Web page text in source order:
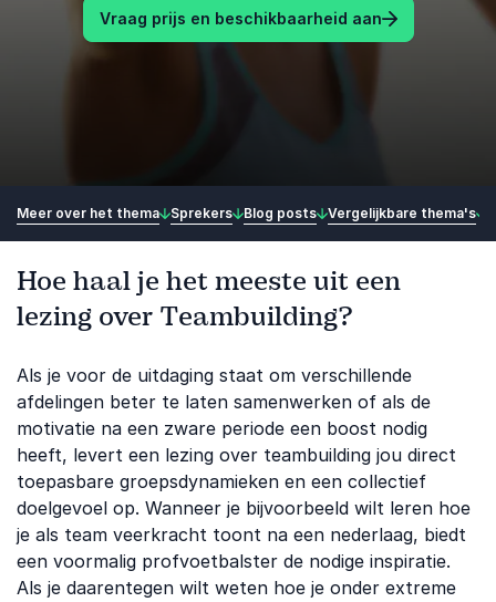
Vraag prijs en beschikbaarheid aan
Meer over het thema Sprekers Blog posts Vergelijkbare thema's
Hoe haal je het meeste uit een
lezing over Teambuilding?
Als je voor de uitdaging staat om verschillende
afdelingen beter te laten samenwerken of als de
motivatie na een zware periode een boost nodig
heeft, levert een lezing over teambuilding jou direct
toepasbare groepsdynamieken en een collectief
doelgevoel op. Wanneer je bijvoorbeeld wilt leren hoe
je als team veerkracht toont na een nederlaag, biedt
een voormalig profvoetbalster de nodige inspiratie.
Als je daarentegen wilt weten hoe je onder extreme